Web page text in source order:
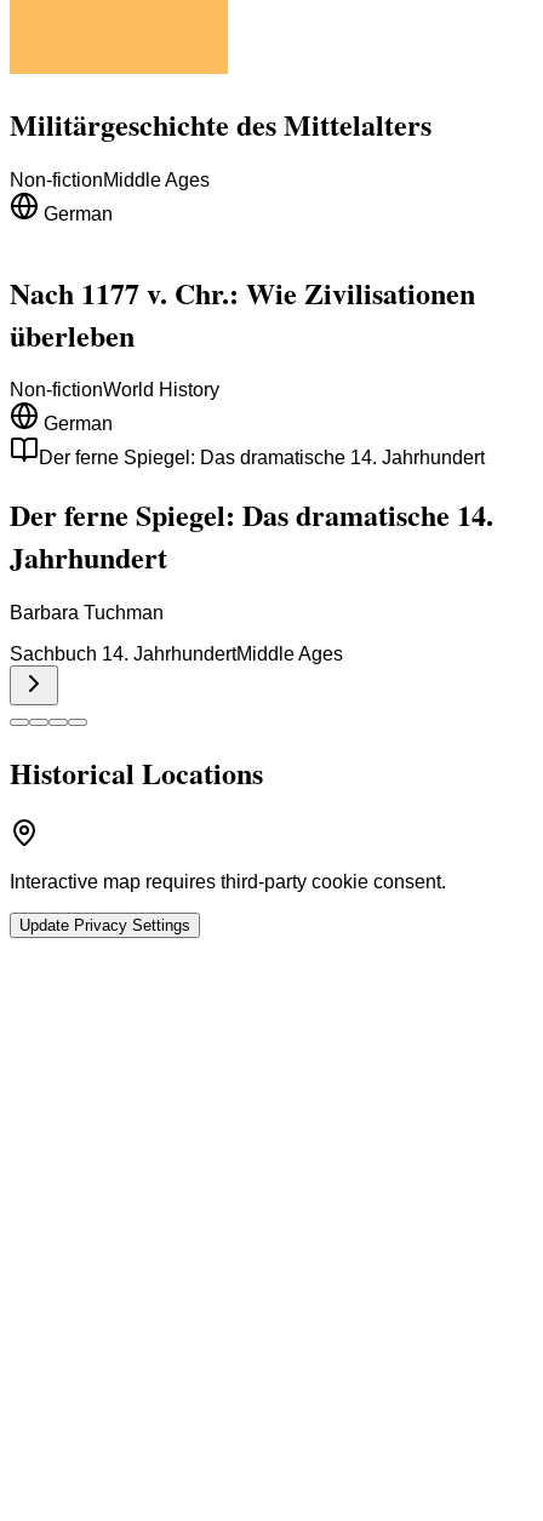
Militärgeschichte des Mittelalters
Non-fictionMiddle Ages
German
Nach 1177 v. Chr.: Wie Zivilisationen
überleben
Non-fictionWorld History
German
Der ferne Spiegel: Das dramatische 14. Jahrhundert
Der ferne Spiegel: Das dramatische 14.
Jahrhundert
Barbara Tuchman
Sachbuch 14. JahrhundertMiddle Ages
Historical Locations
Interactive map requires third-party cookie consent.
Update Privacy Settings